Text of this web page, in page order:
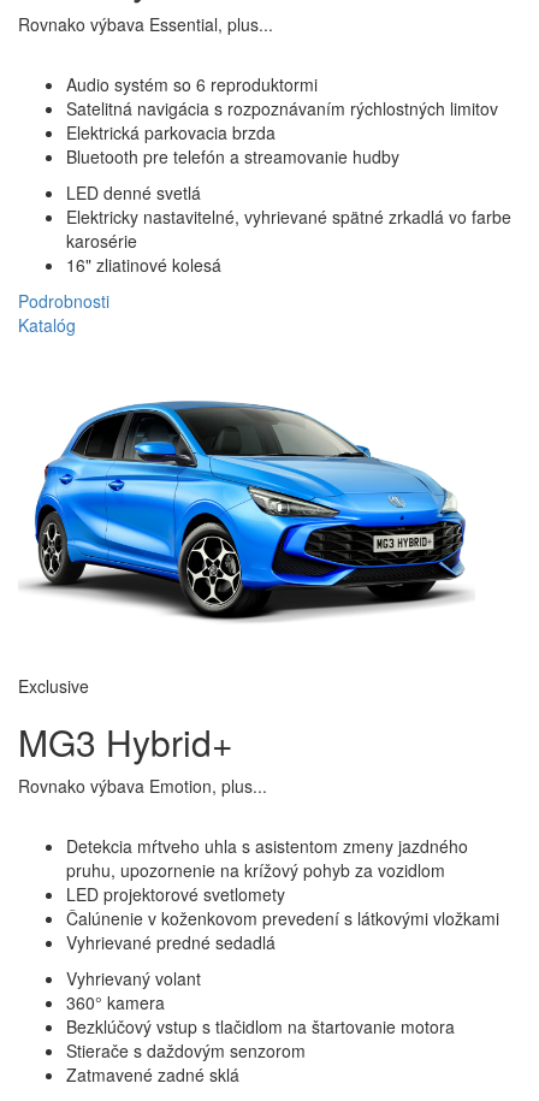
V MG3 Hybrid+ sa budete cítiť sviežo. Vďaka inteligentnej klimatizácii.
Teplota sa automaticky prispôsobí tak, aby ste sa cítili pohodlne, alebo
ju môžete regulovať pomocou niekoľkých ovládacích prvkov. Filter
PM2,5 po celý čas blokuje znečisťujúce látky a pachy, aby bol interiér
svieži a zdravý.
Na ceste
Zostaňte na ceste vďaka navigačnému systému MG s navigovaním po
trase a odhadovaným časom príchodu na akúkoľvek cestu.
Offline navigácia
Nájdite svoju trasu s rôznymi alternatívami.
MG iSMART Lite
Rovnako výbava Essential, plus...
Audio systém so 6 reproduktormi
Satelitná navigácia s rozpoznávaním rýchlostných limitov
Elektrická parkovacia brzda
Bluetooth pre telefón a streamovanie hudby
LED denné svetlá
Elektricky nastavitelné, vyhrievané spätné zrkadlá vo farbe
karosérie
16" zliatinové kolesá
Podrobnosti
Katalóg
Exclusive
MG3 Hybrid+
Rovnako výbava Emotion, plus...
Detekcia mŕtveho uhla s asistentom zmeny jazdného
pruhu, upozornenie na krížový pohyb za vozidlom
LED projektorové svetlomety
Čalúnenie v koženkovom prevedení s látkovými vložkami
Vyhrievané predné sedadlá
Vyhrievaný volant
360° kamera
Bezklúčový vstup s tlačidlom na štartovanie motora
Stierače s daždovým senzorom
Zatmavené zadné sklá